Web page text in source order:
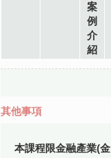
案
例
介
紹
其他事項
本課程限金融產業(金